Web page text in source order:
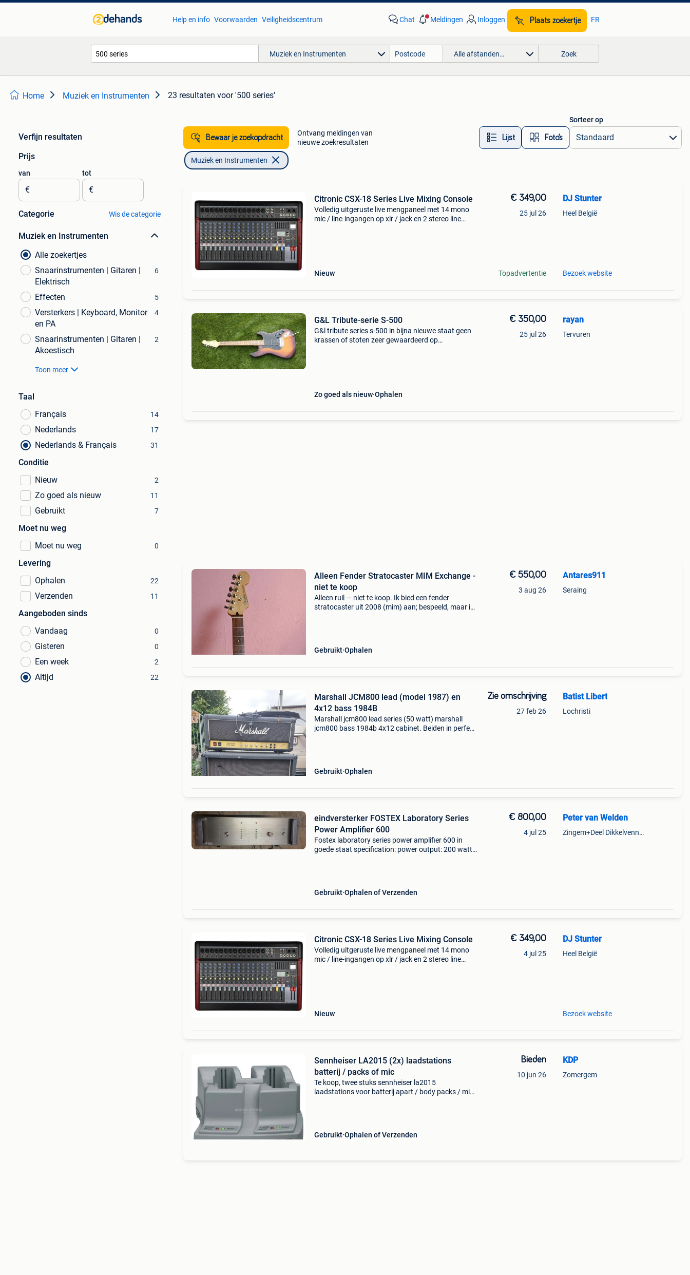
Help en info Voorwaarden Veiligheidscentrum Chat Meldingen Inloggen Plaats zoekertje FR
Muziek en Instrumenten Alle afstanden… Zoek
Home Muziek en Instrumenten 23 resultaten voor '500 series'
Verfijn resultaten
Prijs
van
€
tot
€
Categorie Wis de categorie
Muziek en Instrumenten
Alle zoekertjes
Snaarinstrumenten | Gitaren |
Elektrisch
6
Effecten 5
Versterkers | Keyboard, Monitor
en PA
4
Snaarinstrumenten | Gitaren |
Akoestisch
2
Toon meer
Taal
Français
14
Nederlands 17
Nederlands & Français 31
Conditie
Nieuw
2
Zo goed als nieuw 11
Gebruikt 7
Moet nu weg
Moet nu weg
0
Levering
Ophalen
22
Verzenden 11
Aangeboden sinds
Vandaag
0
Gisteren 0
Een week 2
Altijd 22
Bewaar je zoekopdracht
Ontvang meldingen van
nieuwe zoekresultaten
Lijst Foto’s
Sorteer op
Muziek en Instrumenten
Citronic CSX-18 Series Live Mixing Console
Volledig uitgeruste live mengpaneel met 14 mono
mic / line-ingangen op xlr / jack en 2 stereo line
Nieuw
€ 349,00
25 jul 26
Topadvertentie
DJ Stunter
Heel België
Bezoek website
G&L Tribute-serie S-500
G&l tribute series s-500 in bijna nieuwe staat geen
krassen of stoten zeer gewaardeerd op
Zo goed als nieuw Ophalen
€ 350,00
25 jul 26
rayan
Tervuren
Alleen Fender Stratocaster MIM Exchange -
niet te koop
Alleen ruil — niet te koop. Ik bied een fender
stratocaster uit 2008 (mim) aan; bespeeld, maar in
Gebruikt Ophalen
€ 550,00
3 aug 26
Antares911
Seraing
Marshall JCM800 lead (model 1987) en
4x12 bass 1984B
Marshall jcm800 lead series (50 watt) marshall
jcm800 bass 1984b 4x12 cabinet. Beiden in perfect
Gebruikt Ophalen
Zie omschrijving
27 feb 26
Batist Libert
Lochristi
eindversterker FOSTEX Laboratory Series
Power Amplifier 600
Fostex laboratory series power amplifier 600 in
goede staat specification: power output: 200 watts
Gebruikt Ophalen of Verzenden
€ 800,00
4 jul 25
Peter van Welden
Zingem+Deel Dikkelvenne En Nederzwalm-Hermelgem
Citronic CSX-18 Series Live Mixing Console
Volledig uitgeruste live mengpaneel met 14 mono
mic / line-ingangen op xlr / jack en 2 stereo line
Nieuw
€ 349,00
4 jul 25
DJ Stunter
Heel België
Bezoek website
Sennheiser LA2015 (2x) laadstations
batterij / packs of mic
Te koop, twee stuks sennheiser la2015
laadstations voor batterij apart / body packs / mic
Gebruikt Ophalen of Verzenden
Bieden
10 jun 26
KDP
Zomergem